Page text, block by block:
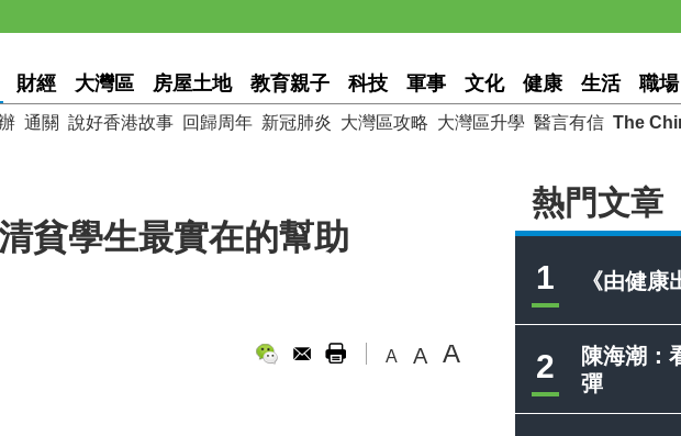
財經 大灣區 房屋土地 教育親子 科技 軍事 文化 健康 生活 職場
通關 說好香港故事 回歸周年 新冠肺炎 大灣區攻略 大灣區升學 醫言有信 The
熱門文章
1 《由健
2
陳海潮：
彈
貧學生最實在的幫助
A A A